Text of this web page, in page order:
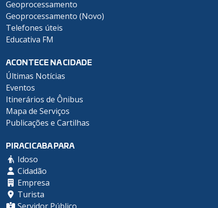
Geoprocessamento
Geoprocessamento (Novo)
Telefones úteis
Educativa FM
ACONTECE NA CIDADE
Últimas Notícias
Eventos
Itinerários de Ônibus
Mapa de Serviços
Publicações e Cartilhas
PIRACICABA PARA
Idoso
Cidadão
Empresa
Turista